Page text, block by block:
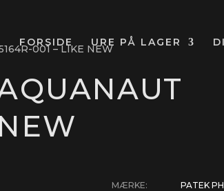
FORSIDE URE PÅ LAGER
001 – LIKE NEW
MÆRKE:
PATEK